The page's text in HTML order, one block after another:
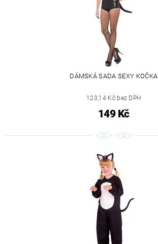
DÁMSKÁ SADA SEXY KOČKA
123,14 Kč bez DPH
149 Kč